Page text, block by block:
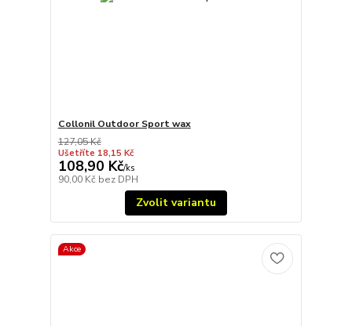
Collonil Outdoor Sport wax
127,05 Kč
Ušetříte 18,15 Kč
108,90 Kč/ks
90,00 Kč bez DPH
Zvolit variantu
Akce